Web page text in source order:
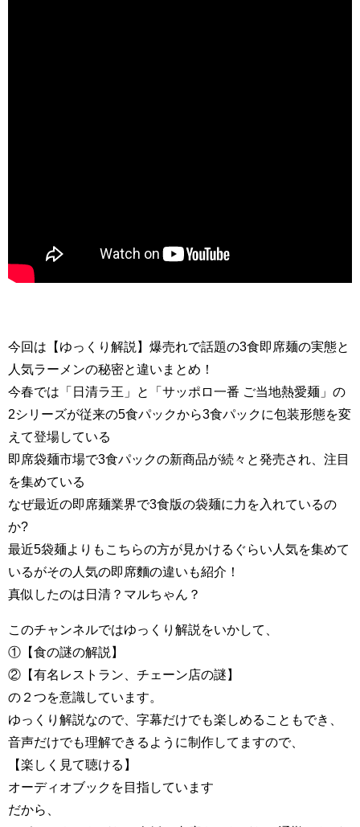
今回は【ゆっくり解説】爆売れで話題の3食即席麺の実態と
人気ラーメンの秘密と違いまとめ！
今春では「日清ラ王」と「サッポロ一番 ご当地熱愛麺」の
2シリーズが従来の5食パックから3食パックに包装形態を変
えて登場している
即席袋麺市場で3食パックの新商品が続々と発売され、注目
を集めている
なぜ最近の即席麺業界で3食版の袋麺に力を入れているの
か?
最近5袋麺よりもこちらの方が見かけるぐらい人気を集めて
いるがその人気の即席麵の違いも紹介！
真似したのは日清？マルちゃん？
このチャンネルではゆっくり解説をいかして、
①【食の謎の解説】
②【有名レストラン、チェーン店の謎】
の２つを意識しています。
ゆっくり解説なので、字幕だけでも楽しめることもでき、
音声だけでも理解できるように制作してますので、
【楽しく見て聴ける】
オーディオブックを目指しています
だから、